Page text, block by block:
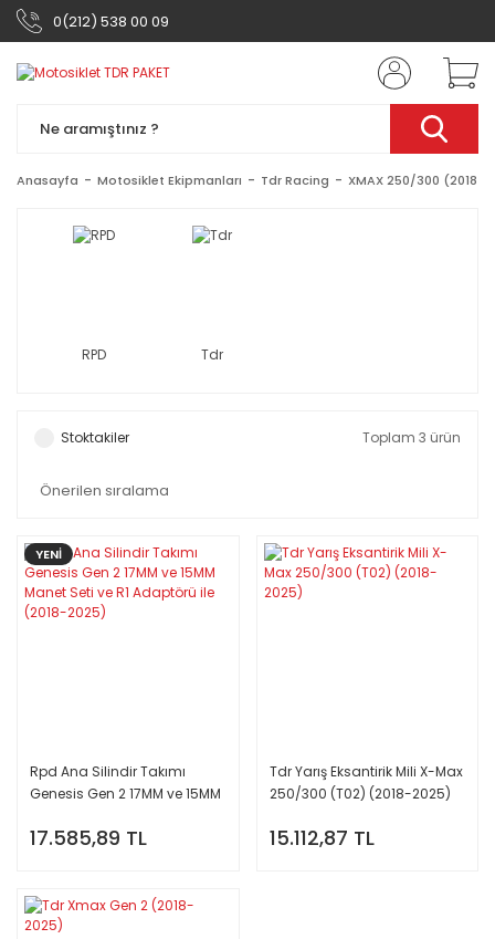
0(212) 538 00 09
Anasayfa Motosiklet Ekipmanları Tdr Racing XMAX 250/300 (2018-
RPD Tdr
Stoktakiler Toplam 3 ürün
YENİ
Rpd Ana Silindir Takımı
Genesis Gen 2 17MM ve 15MM
(2018-2025)
17.585,89 TL
Tdr Yarış Eksantirik Mili X-Max
250/300 (T02) (2018-2025)
15.112,87 TL